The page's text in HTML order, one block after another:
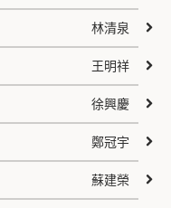
林清泉
王明祥
徐興慶
鄭冠宇
蘇建榮